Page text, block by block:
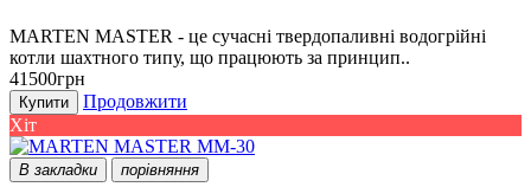
MARTEN MASTER - це сучасні твердопаливні водогрійні
котли шахтного типу, що працюють за принцип..
41500грн
Купити
Продовжити
Хіт
В закладки порівняння